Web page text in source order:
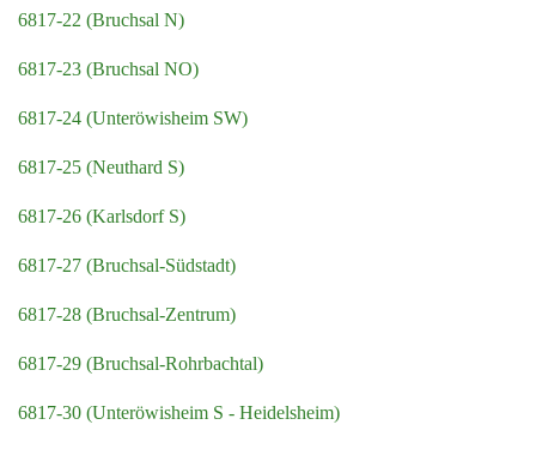
6817-22 (Bruchsal N)
6817-23 (Bruchsal NO)
6817-24 (Unteröwisheim SW)
6817-25 (Neuthard S)
6817-26 (Karlsdorf S)
6817-27 (Bruchsal-Südstadt)
6817-28 (Bruchsal-Zentrum)
6817-29 (Bruchsal-Rohrbachtal)
6817-30 (Unteröwisheim S - Heidelsheim)